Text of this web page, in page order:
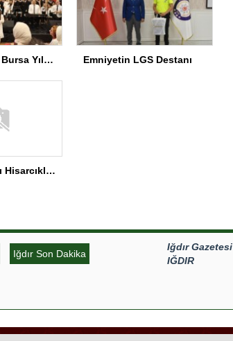
Benim Öznem Bursa Yıl Sonu Gösterisi Emniyetin LGS Destanı
TOBB Başkanı Hisarcıklıoğlu MEÜ’yi Ziyaret Etti
Iğdır Son Dakika
Iğdır Gazetesi
IĞDIR